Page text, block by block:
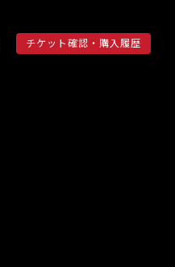
チケット確認・購入履歴